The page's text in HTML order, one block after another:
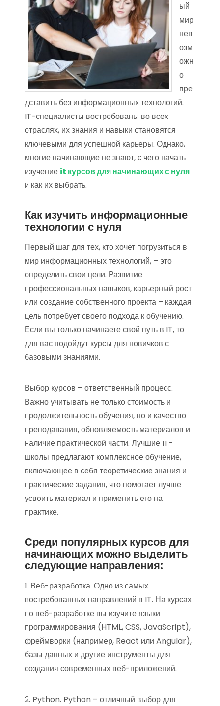
ый
мир
нев
озм
ожн
о
пре
дставить без информационных технологий.
IT-специалисты востребованы во всех
отраслях, их знания и навыки становятся
ключевыми для успешной карьеры. Однако,
многие начинающие не знают, с чего начать
изучение it курсов для начинающих с нуля
и как их выбрать.
Как изучить информационные
технологии с нуля
Первый шаг для тех, кто хочет погрузиться в
мир информационных технологий, – это
определить свои цели. Развитие
профессиональных навыков, карьерный рост
или создание собственного проекта – каждая
цель потребует своего подхода к обучению.
Если вы только начинаете свой путь в IT, то
для вас подойдут курсы для новичков с
базовыми знаниями.
Выбор курсов – ответственный процесс.
Важно учитывать не только стоимость и
продолжительность обучения, но и качество
преподавания, обновляемость материалов и
наличие практической части. Лучшие IT-
школы предлагают комплексное обучение,
включающее в себя теоретические знания и
практические задания, что помогает лучше
усвоить материал и применить его на
практике.
Среди популярных курсов для
начинающих можно выделить
следующие направления:
1. Веб-разработка. Одно из самых
востребованных направлений в IT. На курсах
по веб-разработке вы изучите языки
программирования (HTML, CSS, JavaScript),
фреймворки (например, React или Angular),
базы данных и другие инструменты для
создания современных веб-приложений.
2. Python. Python – отличный выбор для